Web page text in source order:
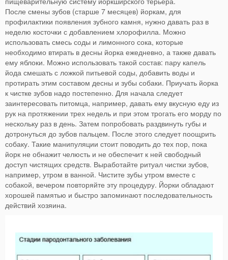
После смены зубов (старше 7 месяцев) йоркам, для
профилактики появления зубного камня, нужно давать раз в
неделю косточки с добавлением хлорофилла. Можно
использовать смесь соды и лимонного сока, которые
необходимо втирать в десны йорка ежедневно, а также давать
ему яблоки. Можно использовать такой состав: пару капель
йода смешать с ложкой питьевой соды, добавить воды и
протирать этим составом десны и зубы собаки. Приучать йорка
к чистке зубов надо постепенно. Для начала следует
заинтересовать питомца, например, давать ему вкусную еду из
рук на протяжении трех недель и при этом трогать его морду по
нескольку раз в день. Затем попробовать раздвинуть губы и
дотронуться до зубов пальцем. После этого следует поощрить
собаку. Такие манипуляции стоит поводить до тех пор, пока
йорк не обнажит челюсть и не обеспечит к ней свободный
доступ чистящих средств. Выработайте ритуал чистки зубов,
например, утром в ванной. Чистите зубы утром вместе с
собакой, вечером повторяйте эту процедуру. Йорки обладают
хорошей памятью и быстро запоминают последовательность
действий хозяина.